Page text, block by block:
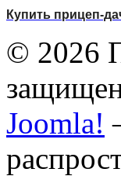
Купить прицеп-
© 2026
Joomla!